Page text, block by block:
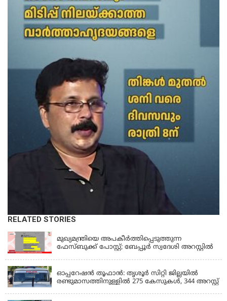
RELATED STORIES
KERALA
മുഖ്യമന്ത്രിയെ അപകീർത്തിപ്പെടുത്തുന്ന
ഫേസ്‌ബുക്ക് പോസ്റ്റ്; ബേപ്പൂർ സ്വദേശി അറസ്റ്റിൽ
ഓപ്പറേഷൻ തൂഫാൻ: തൃശൂർ സിറ്റി ജില്ലയിൽ
രണ്ടുമാസത്തിനുള്ളിൽ 275 കേസുകൾ, 344 അറസ്റ്റ്